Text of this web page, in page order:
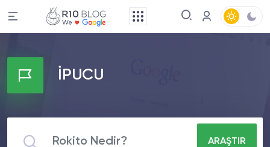
İPUCU
ARAŞTIR